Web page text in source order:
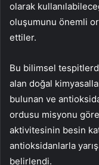
olarak
oluşumunu önemli
ettiler.
Bu bilimsel
alan doğal
bulunan ve
ordusu misyonu
aktivitesinin besin
antioksidanlarla
belirlendi.